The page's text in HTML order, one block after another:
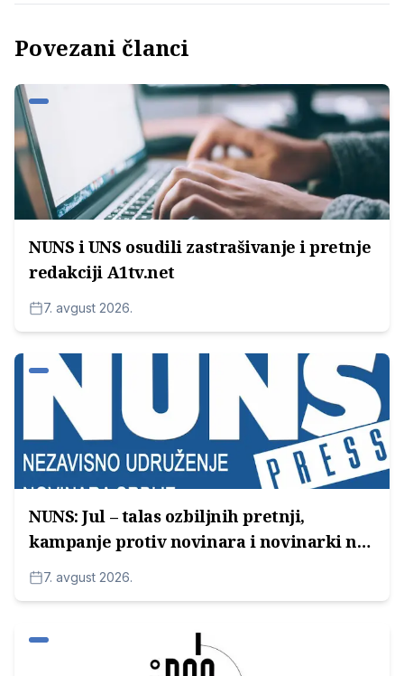
Povezani članci
NUNS i UNS osudili zastrašivanje i pretnje
redakciji A1tv.net
7. avgust 2026.
NUNS: Jul – talas ozbiljnih pretnji,
kampanje protiv novinara i novinarki na
lokalnim televizijama
7. avgust 2026.